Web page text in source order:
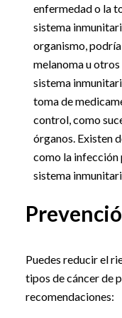
enfermedad o la
sistema
organismo,
melanoma u
sistema
toma de
control, como
órganos. Existen
como la
sistema
Puedes reducir el
tipos de cáncer de
recomendaciones: